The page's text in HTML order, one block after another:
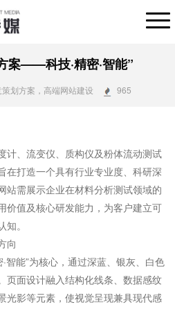
案——科技·精密·智能”
划方案，高端网站建设 965
、流变仪、质构仪及粉体流动测试
在打造一个具有行业专业度、科研深
站需展示企业在材料分析测试领域的
价值及核心研发能力，为客户建立可
。
向
能”为核心，通过深蓝、银灰、白色
页面设计融入结构化线条、数据感纹
光影等元素，使视觉呈现兼具现代感